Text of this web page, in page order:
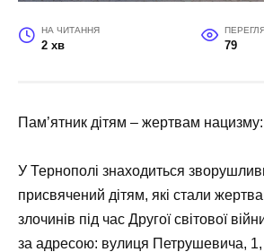
НА ЧИТАННЯ
2 хв 79
Пам’ятник дітям – жертвам нацизму:
У Тернополі знаходиться
присвячений дітям, які стали
злочинів під час Другої світової
за адресою: вулиця Петрушевича, 1,